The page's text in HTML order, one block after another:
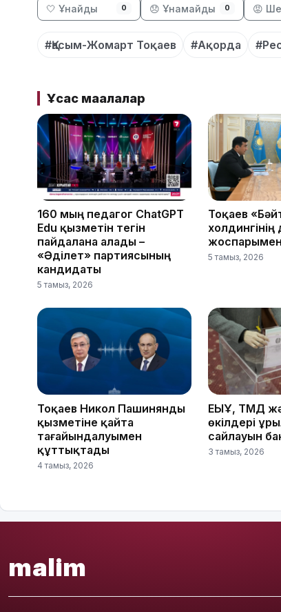
🤍 Ұнайды 0 😞 Ұнамайды 0 😡
#Қасым-Жомарт Тоқаев #Ақорда
Ұқсас мақалалар
160 мың педагог ChatGPT
Edu қызметін тегін
пайдалана алады –
«Әділет» партиясының
кандидаты
5 тамыз, 2026
Тоқаев
5 тамыз, 2026
Тоқаев Никол Пашинянды
қызметіне қайта
тағайындалуымен
құттықтады
4 тамыз, 2026
ЕҚЫҰ, ТМД
өкілдері
сайлауын
3 тамыз, 2026
malim